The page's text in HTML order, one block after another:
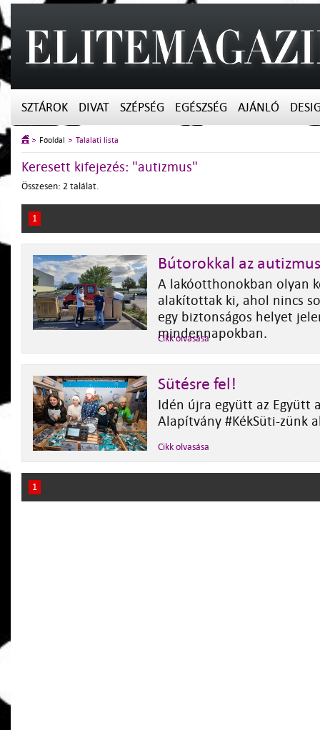
SZTÁROK DIVAT SZÉPSÉG EGÉSZSÉG AJÁNLÓ
Főoldal Találati lista
Keresett kifejezés: "autizmus"
Összesen: 2 találat.
1
Bútorokkal az
A lakóotthonokban olyan
alakítottak ki, ahol nincs
egy biztonságos helyet
mindennapokban.
Cikk olvasása
Sütésre fel!
Idén újra együtt az Együtt
Alapítvány #KékSüti-zünk
Cikk olvasása
1